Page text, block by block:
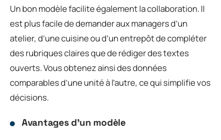
Un bon modèle facilite également la collaboration. Il
est plus facile de demander aux managers d’un
atelier, d’une cuisine ou d’un entrepôt de compléter
des rubriques claires que de rédiger des textes
ouverts. Vous obtenez ainsi des données
comparables d’une unité à l’autre, ce qui simplifie vos
décisions.
Avantages d’un modèle